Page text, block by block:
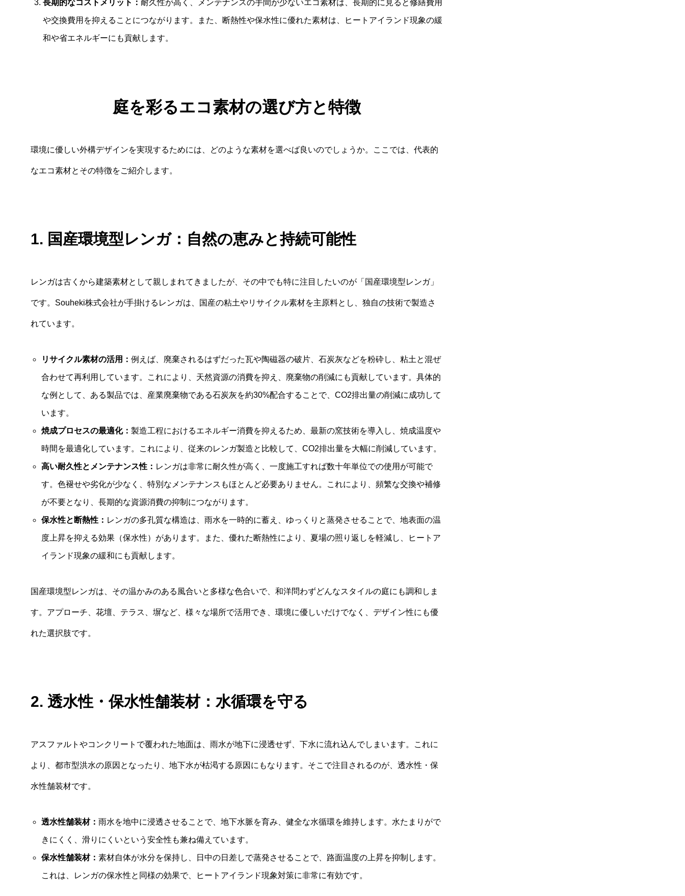
長期的なコストメリット： 耐久性が高く、メンテナンスの手間が少ないエコ素材は、長期的に見ると修繕費用
や交換費用を抑えることにつながります。また、断熱性や保水性に優れた素材は、ヒートアイランド現象の緩
和や省エネルギーにも貢献します。
庭を彩るエコ素材の選び方と特徴
環境に優しい外構デザインを実現するためには、どのような素材を選べば良いのでしょうか。ここでは、代表的
なエコ素材とその特徴をご紹介します。
1. 国産環境型レンガ：自然の恵みと持続可能性
レンガは古くから建築素材として親しまれてきましたが、その中でも特に注目したいのが「国産環境型レンガ」
です。Souheki株式会社が手掛けるレンガは、国産の粘土やリサイクル素材を主原料とし、独自の技術で製造さ
れています。
リサイクル素材の活用： 例えば、廃棄されるはずだった瓦や陶磁器の破片、石炭灰などを粉砕し、粘土と混ぜ
合わせて再利用しています。これにより、天然資源の消費を抑え、廃棄物の削減にも貢献しています。具体的
な例として、ある製品では、産業廃棄物である石炭灰を約30%配合することで、CO2排出量の削減に成功して
います。
焼成プロセスの最適化： 製造工程におけるエネルギー消費を抑えるため、最新の窯技術を導入し、焼成温度や
時間を最適化しています。これにより、従来のレンガ製造と比較して、CO2排出量を大幅に削減しています。
高い耐久性とメンテナンス性： レンガは非常に耐久性が高く、一度施工すれば数十年単位での使用が可能で
す。色褪せや劣化が少なく、特別なメンテナンスもほとんど必要ありません。これにより、頻繁な交換や補修
が不要となり、長期的な資源消費の抑制につながります。
保水性と断熱性： レンガの多孔質な構造は、雨水を一時的に蓄え、ゆっくりと蒸発させることで、地表面の温
度上昇を抑える効果（保水性）があります。また、優れた断熱性により、夏場の照り返しを軽減し、ヒートア
イランド現象の緩和にも貢献します。
国産環境型レンガは、その温かみのある風合いと多様な色合いで、和洋問わずどんなスタイルの庭にも調和しま
す。アプローチ、花壇、テラス、塀など、様々な場所で活用でき、環境に優しいだけでなく、デザイン性にも優
れた選択肢です。
2. 透水性・保水性舗装材：水循環を守る
アスファルトやコンクリートで覆われた地面は、雨水が地下に浸透せず、下水に流れ込んでしまいます。これに
より、都市型洪水の原因となったり、地下水が枯渇する原因にもなります。そこで注目されるのが、透水性・保
水性舗装材です。
透水性舗装材： 雨水を地中に浸透させることで、地下水脈を育み、健全な水循環を維持します。水たまりがで
きにくく、滑りにくいという安全性も兼ね備えています。
保水性舗装材： 素材自体が水分を保持し、日中の日差しで蒸発させることで、路面温度の上昇を抑制します。
これは、レンガの保水性と同様の効果で、ヒートアイランド現象対策に非常に有効です。